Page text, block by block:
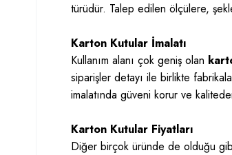
türüdür. Talep edilen ölçülere,
Karton Kutular İmalatı
Kullanım alanı çok geniş olan
siparişler detayı ile birlikte
imalatında güveni korur ve
Karton Kutular Fiyatları
Diğer birçok üründe de olduğu